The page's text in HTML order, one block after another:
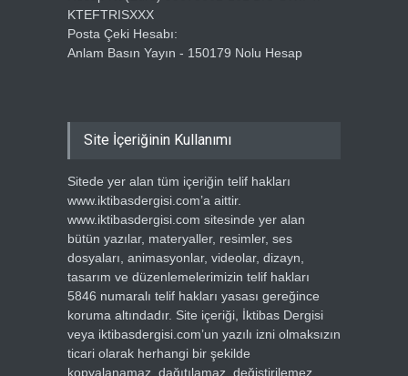
KTEFTRISXXX
Posta Çeki Hesabı:
Anlam Basın Yayın - 150179 Nolu Hesap
Site İçeriğinin Kullanımı
Sitede yer alan tüm içeriğin telif hakları
www.iktibasdergisi.com’a aittir.
www.iktibasdergisi.com sitesinde yer alan
bütün yazılar, materyaller, resimler, ses
dosyaları, animasyonlar, videolar, dizayn,
tasarım ve düzenlemelerimizin telif hakları
5846 numaralı telif hakları yasası gereğince
koruma altındadır. Site içeriği, İktibas Dergisi
veya iktibasdergisi.com’un yazılı izni olmaksızın
ticari olarak herhangi bir şekilde
kopyalanamaz, dağıtılamaz, değiştirilemez,